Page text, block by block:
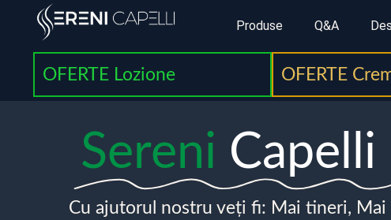
Produse Q&A
OFERTE Lozione OFERTE
Sereni Capelli
Cu ajutorul nostru veți fi: Mai tineri, Mai